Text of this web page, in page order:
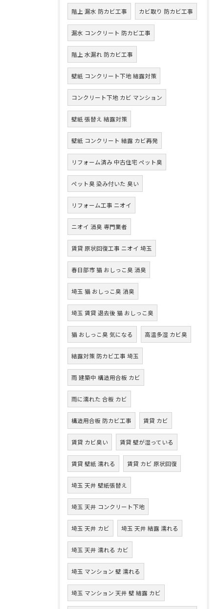
階上 漏水 防カビ工事 カビ取り 防カビ工事
漏水 コンクリート 防カビ工事
階上 水漏れ 防カビ工事
壁紙 コンクリート下地 結露対策
コンクリート下地 カビ マンション
壁紙 張替え 結露対策
壁紙 コンクリート 結露 カビ再発
リフォーム済み 中古住宅 ペット臭
ペット臭 染み付いた 臭い
リフォーム工事 ニオイ
ニオイ 消臭 専門業者
賃貸 原状回復工事 ニオイ 埼玉
春日部市 猫 おしっこ臭 消臭
埼玉 猫 おしっこ臭 消臭
埼玉 賃貸 退去後 猫 おしっこ臭
猫 おしっこ臭 気になる 高温多湿 カビ臭
結露対策 防カビ工事 埼玉
雨 建築中 構造用合板 カビ
雨に濡れた 合板 カビ
構造用合板 防カビ工事 賃貸 カビ
賃貸 カビ臭い 賃貸 壁が湿っている
賃貸 壁紙 濡れる 賃貸 カビ 原状回復
埼玉 天井 壁紙張替え
埼玉 天井 コンクリート下地
埼玉 天井 カビ 埼玉 天井 結露 濡れる
埼玉 天井 濡れる カビ
埼玉 マンション 壁 濡れる
埼玉 マンション 天井 壁 結露 カビ